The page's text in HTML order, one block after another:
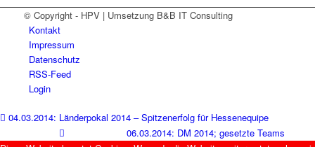
© Copyright - HPV | Umsetzung B&B IT Consulting
Kontakt
Impressum
Datenschutz
RSS-Feed
Login
04.03.2014: Länderpokal 2014 – Spitzenerfolg für Hessenequipe
06.03.2014: DM 2014; gesetzte Teams